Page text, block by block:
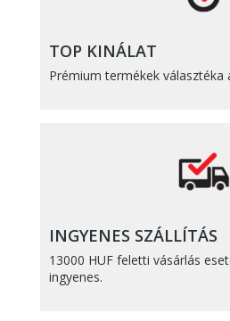
TOP KINÁLAT
Prémium termékek választéka
INGYENES SZÁLLÍTÁS
13000 HUF feletti vásárlás
ingyenes.